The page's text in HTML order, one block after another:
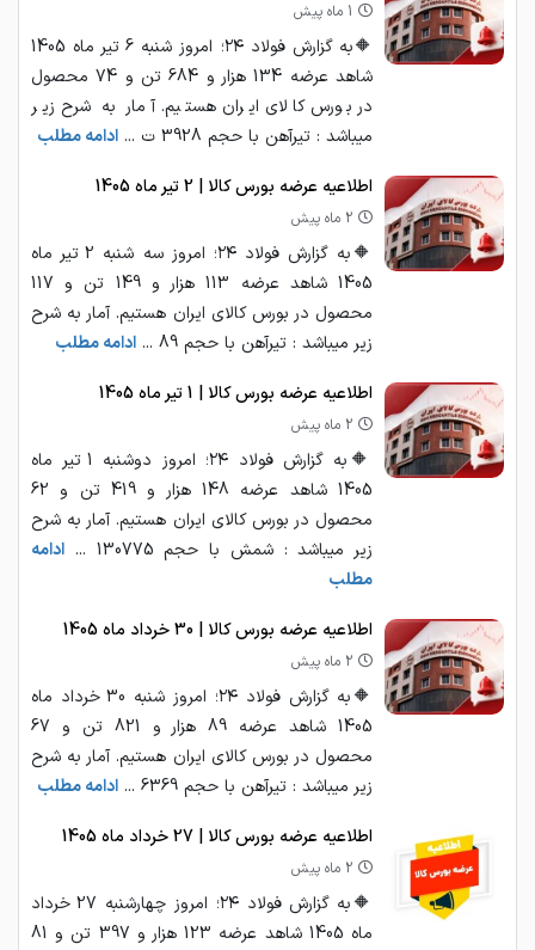
1 ماه پیش
🔶به گزارش فولاد ۲۴؛ امروز شنبه 6 تیر ماه 1405
شاهد عرضه 134 هزار و 684 تن و 74 محصول
در بورس کالای ایران هستیم. آمار به شرح زیر
میباشد : تیرآهن با حجم 3928 ت ...
ادامه مطلب
اطلاعیه عرضه بورس کالا | 2 تیر ماه 1405
2 ماه پیش
🔶به گزارش فولاد ۲۴؛ امروز سه شنبه 2 تیر ماه
1405 شاهد عرضه 113 هزار و 149 تن و 117
محصول در بورس کالای ایران هستیم. آمار به شرح
زیر میباشد : تیرآهن با حجم 89 ...
ادامه مطلب
اطلاعیه عرضه بورس کالا | 1 تیر ماه 1405
2 ماه پیش
🔶به گزارش فولاد ۲۴؛ امروز دوشنبه 1 تیر ماه
1405 شاهد عرضه 148 هزار و 419 تن و 62
محصول در بورس کالای ایران هستیم. آمار به شرح
زیر میباشد : شمش با حجم 130775 ...
ادامه
مطلب
اطلاعیه عرضه بورس کالا | 30 خرداد ماه 1405
2 ماه پیش
🔶به گزارش فولاد ۲۴؛ امروز شنبه 30 خرداد ماه
1405 شاهد عرضه 89 هزار و 821 تن و 67
محصول در بورس کالای ایران هستیم. آمار به شرح
زیر میباشد : تیرآهن با حجم 6369 ...
ادامه مطلب
اطلاعیه عرضه بورس کالا | 27 خرداد ماه 1405
2 ماه پیش
🔶به گزارش فولاد ۲۴؛ امروز چهارشنبه 27 خرداد
ماه 1405 شاهد عرضه 123 هزار و 397 تن و 81